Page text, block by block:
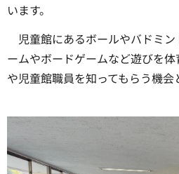
います。
児童館にあるボールやバドミ
ームやボードゲームなど遊びを
や児童館職員を知ってもらう機会